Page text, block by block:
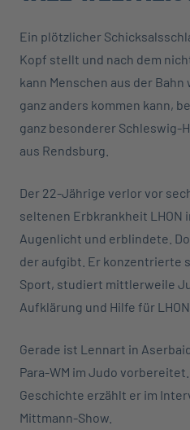
Ein plötzlicher
Kopf stellt und nach dem
kann Menschen aus der
ganz anders kommen kann,
ganz besonderer Schleswig-
aus Rendsburg.
Der 22-Jährige verlor vor
seltenen Erbkrankheit LHON
Augenlicht und erblindete.
der aufgibt. Er konzentrierte
Sport, studiert mittlerweile
Aufklärung und Hilfe für
Gerade ist Lennart in
Para-WM im Judo
Geschichte erzählt er im
Mittmann-Show.